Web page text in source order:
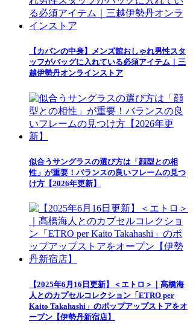
【カバンの中身】メンズ館おしゃれ男性スタ
ッフがバッグに入れている必須アイテム｜三
越伊勢丹オンラインストア
似合うサングラスの選び方は「顔型との相
性」が重要！バランスの良いフレームの見つ
け方【2026年更新】
【2025年6月16日更新】＜エトロ＞｜髙橋海
人とのカプセルコレクション「ETRO per
Kaito Takahashi」のポップアップストアをオ
ープン【伊勢丹新宿店】